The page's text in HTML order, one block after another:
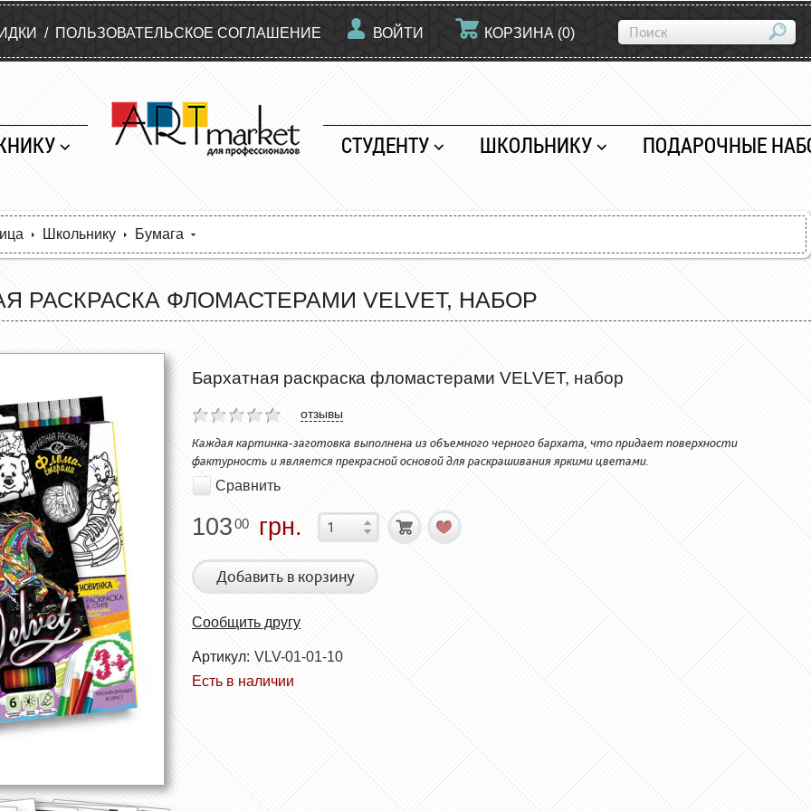
/ ПОЛЬЗОВАТЕЛЬСКОЕ СОГЛАШЕНИЕ ВОЙТИ КОРЗИНА (0)
СТУДЕНТУ ШКОЛЬНИКУ ПОДАРОЧНЫЕ
Школьнику Бумага
РАСКРАСКА ФЛОМАСТЕРАМИ VELVET, НАБОР
Бархатная раскраска фломастерами VELVET, набор
отзывы
Каждая картинка-заготовка выполнена из объемного черного бархата, что придает поверхности
фактурность и является прекрасной основой для раскрашивания яркими цветами.
Сравнить
10300 грн.
Добавить в корзину
Сообщить другу
Артикул: VLV-01-01-10
Есть в наличии